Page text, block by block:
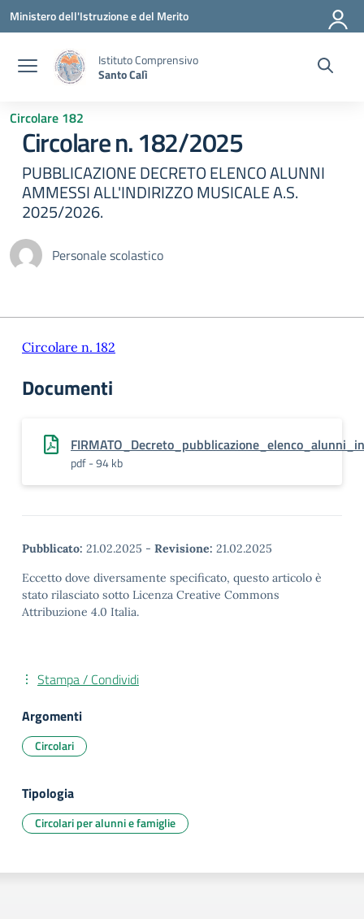
Vai ai contenuti
Vai al menu di navigazione
Vai al footer
Ministero dell'Istruzione e del Merito
Istituto Comprensivo
Santo Calì
Circolare 182
Circolare n. 182/2025
PUBBLICAZIONE DECRETO ELENCO ALUNNI
AMMESSI ALL'INDIRIZZO MUSICALE A.S.
2025/2026.
Personale scolastico
Circolare n. 182
Documenti
pdf - 94 kb
Pubblicato: 21.02.2025 - Revisione: 21.02.2025
Eccetto dove diversamente specificato, questo articolo è
stato rilasciato sotto Licenza Creative Commons
Attribuzione 4.0 Italia.
Stampa / Condividi
Argomenti
Circolari
Tipologia
Circolari per alunni e famiglie